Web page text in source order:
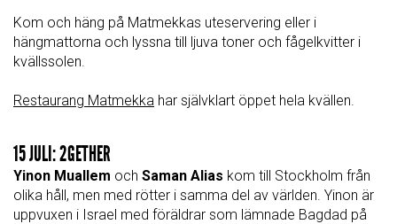
Kom och häng på Matmekkas uteservering eller i
hängmattorna och lyssna till ljuva toner och fågelkvitter i
kvällssolen.
Restaurang Matmekka har självklart öppet hela kvällen.
15 JULI: 2GETHER
Yinon Muallem och Saman Alias kom till Stockholm från
olika håll, men med rötter i samma del av världen. Yinon är
uppvuxen i Israel med föräldrar som lämnade Bagdad på